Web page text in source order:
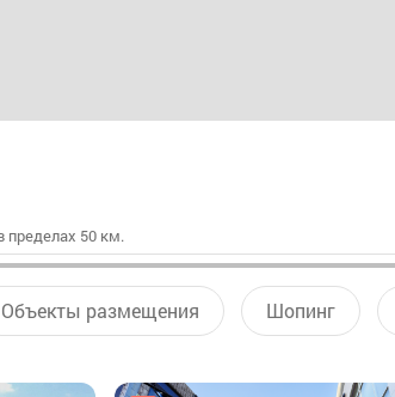
пределах 50 км.
Объекты размещения Шопинг